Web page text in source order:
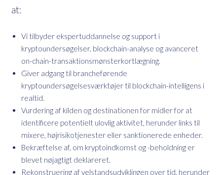
at:
Vi tilbyder ekspertuddannelse og support i
kryptoundersøgelser, blockchain-analyse og avanceret
on-chain-transaktionsmønsterkortlægning.
Giver adgang til brancheførende
kryptoundersøgelsesværktøjer til blockchain-intelligens i
realtid.
Vurdering af kilden og destinationen for midler for at
identificere potentielt ulovlig aktivitet, herunder links til
mixere, højrisikotjenester eller sanktionerede enheder.
Bekræftelse af, om kryptoindkomst og -beholdning er
blevet nøjagtigt deklareret.
Rekonstruering af velstandsudviklingen over tid, herunder